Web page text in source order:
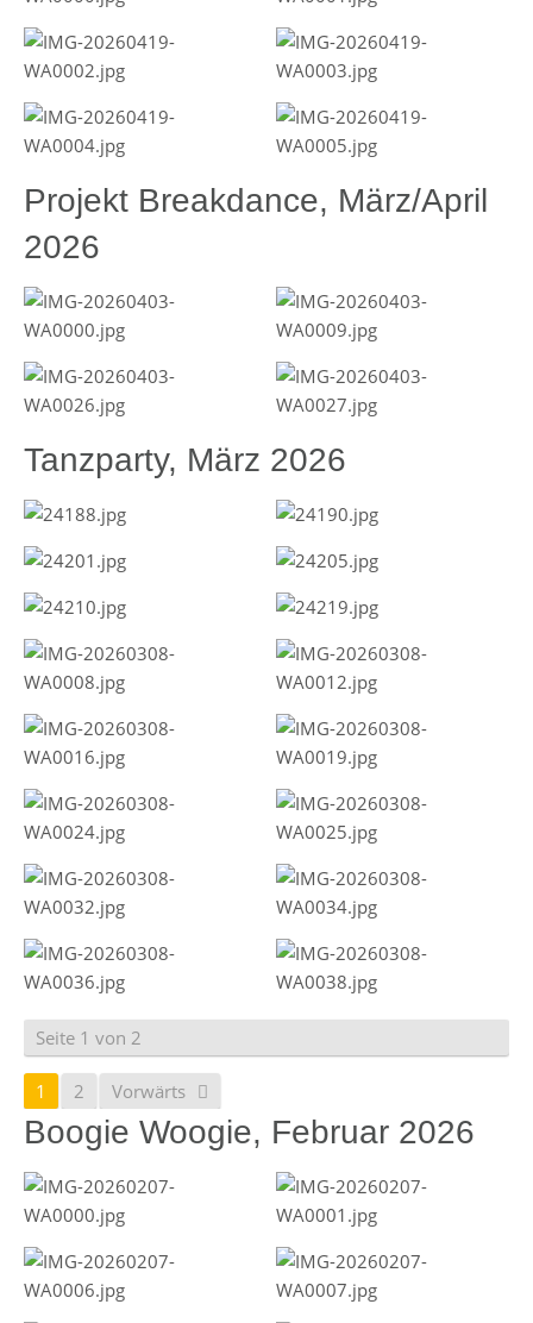
Projekt Breakdance, März/April
2026
Tanzparty, März 2026
Seite 1 von 2
1 2 Vorwärts
Boogie Woogie, Februar 2026